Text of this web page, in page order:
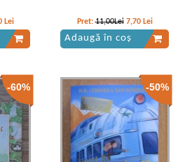
Edmondo de Amicis - Cuore
Lei Pret:11,00Lei 7,70 Lei
Adaugă în coș
-60% -50%